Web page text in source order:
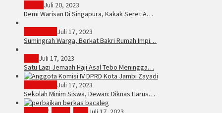
Juli 20, 2023
Demi Warisan Di Singapura, Kakak Seret A…
Juli 17, 2023
Sumingrah Warga, Berkat Bakri Rumah Impi…
Juli 17, 2023
Satu Lagi Jemaah Haji Asal Tebo Meningga…
Juli 17, 2023
Sekolah Minim Siswa, Dewan: Diknas Harus…